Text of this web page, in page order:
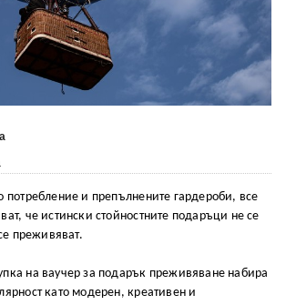
потребление и препълнените гардероби, все
че истински стойностните подаръци не се
преживяват.
на ваучер за подарък преживяване набира
като модерен, креативен и